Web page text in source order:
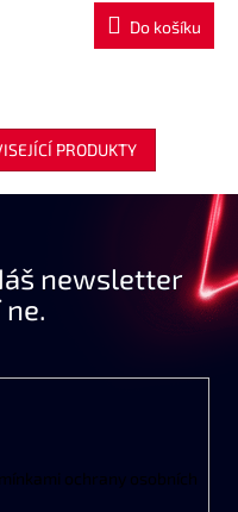
Do košíku
PRODUKTY
newsletter
ochrany osobních